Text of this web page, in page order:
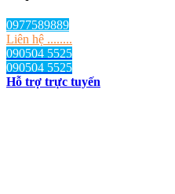
0977589889
Liên hệ ........
090504 5525
090504 5525
Hỗ trợ trực tuyến